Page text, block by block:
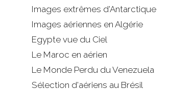
Images extrêmes d'Antarctique
Images aériennes en Algérie
Egypte vue du Ciel
Le Maroc en aérien
Le Monde Perdu du Venezuela
Sélection d'aériens au Brésil